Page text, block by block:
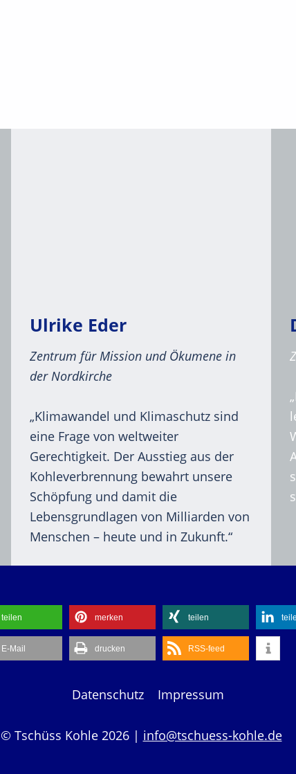
Ulrike Eder
Zentrum für Mission und Ökumene in
der Nordkirche
„Klimawandel und Klimaschutz sind
eine Frage von weltweiter
Gerechtigkeit. Der Ausstieg aus der
Kohleverbrennung bewahrt unsere
Schöpfung und damit die
Lebensgrundlagen von Milliarden von
Menschen – heute und in Zukunft.“
teilen merken teilen
E-Mail drucken RSS-feed
Datenschutz Impressum
© Tschüss Kohle 2026 | info@tschuess-kohle.de